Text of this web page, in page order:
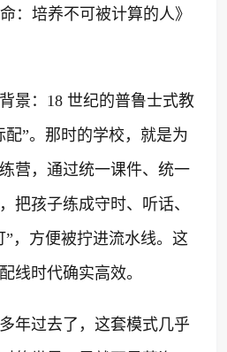
：培养不可被计算的人》
景：18 世纪的普鲁士式教
配”。那时的学校，就是为
营，通过统一课件、统一
把孩子练成守时、听话、
”，方便被拧进流水线。这
线时代确实高效。
年过去了，这套模式几乎